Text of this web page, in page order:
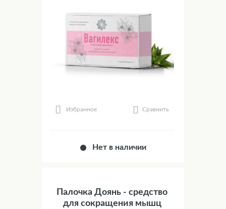
Избранное Сравнить
Нет в наличии
Палочка Доянь - средство
для сокращения мышц